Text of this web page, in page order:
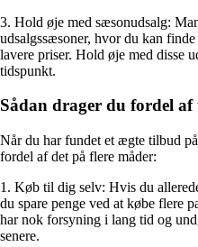
3. Hold øje med sæsonudsalg:
udsalgssæsoner, hvor du kan
lavere priser. Hold øje med disse
tidspunkt.
Sådan drager du fordel
Når du har fundet et ægte tilbud
fordel af det på flere måder:
1. Køb til dig selv: Hvis du
du spare penge ved at købe flere
har nok forsyning i lang tid og
senere.